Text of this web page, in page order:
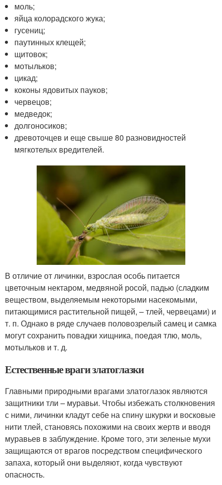
моль;
яйца колорадского жука;
гусениц;
паутинных клещей;
щитовок;
мотыльков;
цикад;
коконы ядовитых пауков;
червецов;
медведок;
долгоносиков;
древоточцев и еще свыше 80 разновидностей
мягкотелых вредителей.
В отличие от личинки, взрослая особь питается
цветочным нектаром, медвяной росой, падью (сладким
веществом, выделяемым некоторыми насекомыми,
питающимися растительной пищей, – тлей, червецами) и
т. п. Однако в ряде случаев половозрелый самец и самка
могут сохранить повадки хищника, поедая тлю, моль,
мотыльков и т. д.
Естественные враги златоглазки
Главными природными врагами златоглазок являются
защитники тли – муравьи. Чтобы избежать столкновения
с ними, личинки кладут себе на спину шкурки и восковые
нити тлей, становясь похожими на своих жертв и вводя
муравьев в заблуждение. Кроме того, эти зеленые мухи
защищаются от врагов посредством специфического
запаха, который они выделяют, когда чувствуют
опасность.